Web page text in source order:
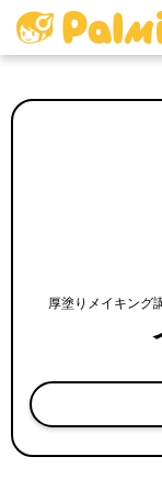
厚塗りメイキング